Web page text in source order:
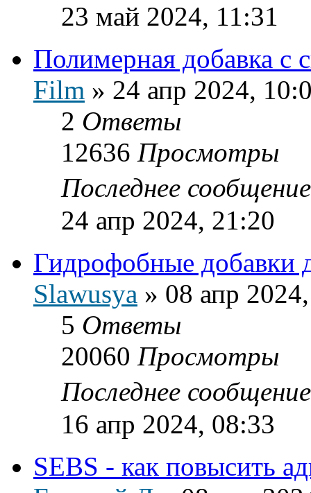
23 май 2024, 11:31
Полимерная добавка с
Film » 24 апр 2024,
2 Ответы
12636 Просмотры
Последнее
24 апр 2024, 21:20
Гидрофобные добавки
Slawusya » 08 апр
5 Ответы
20060 Просмотры
Последнее
16 апр 2024, 08:33
SEBS - как повысить